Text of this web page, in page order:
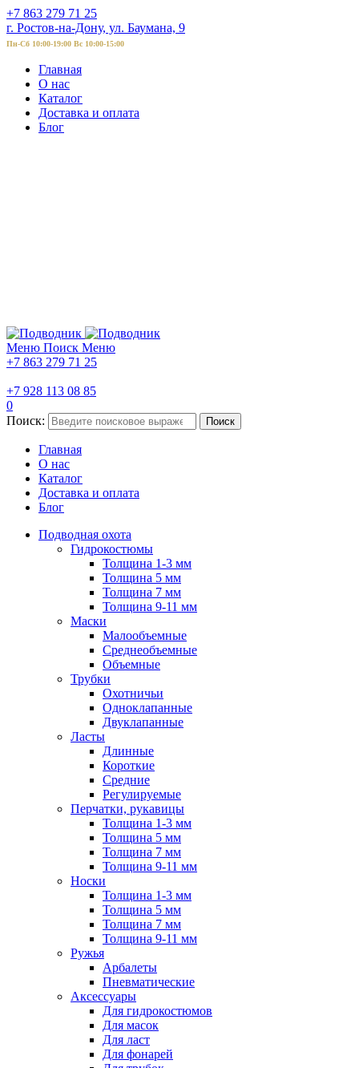
+7 863 279 71 25
г. Ростов-на-Дону, ул. Баумана, 9
Пн-Сб 10:00-19:00 Вс 10:00-15:00
Главная
О нас
Каталог
Доставка и оплата
Блог
Меню Поиск Меню
+7 863 279 71 25
+7 928 113 08 85
0
Поиск:
Поиск
Главная
О нас
Каталог
Доставка и оплата
Блог
Подводная охота
Гидрокостюмы
Толщина 1-3 мм
Толщина 5 мм
Толщина 7 мм
Толщина 9-11 мм
Маски
Малообъемные
Среднеобъемные
Объемные
Трубки
Охотничьи
Одноклапанные
Двуклапанные
Ласты
Длинные
Короткие
Средние
Регулируемые
Перчатки, рукавицы
Толщина 1-3 мм
Толщина 5 мм
Толщина 7 мм
Толщина 9-11 мм
Носки
Толщина 1-3 мм
Толщина 5 мм
Толщина 7 мм
Толщина 9-11 мм
Ружья
Арбалеты
Пневматические
Аксессуары
Для гидрокостюмов
Для масок
Для ласт
Для фонарей